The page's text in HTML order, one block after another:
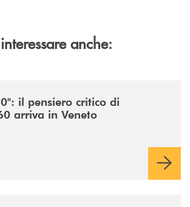
anche:
il pensiero critico di
arriva in Veneto